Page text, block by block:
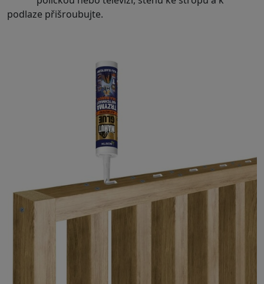
podlaze přišroubujte.